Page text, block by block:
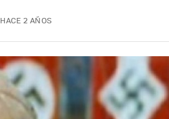
HACE 2 AÑOS